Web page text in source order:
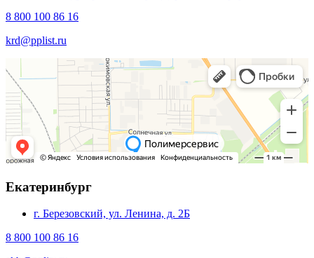
8 800 100 86 16
krd@pplist.ru
Екатеринбург
г. Березовский, ул. Ленина, д. 2Б
8 800 100 86 16